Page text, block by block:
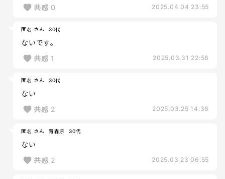
共感 0 2025.04.04 23:55
匿名 さん 30代
ないです。
共感 1 2025.03.31 22:58
匿名 さん 30代
ない
共感 2 2025.03.25 14:36
匿名 さん 青森県 30代
ない
共感 2 2025.03.23 06:55